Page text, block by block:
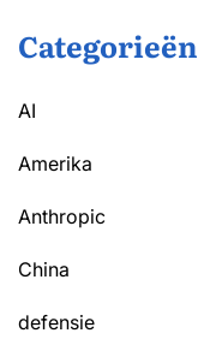
Categorieën
AI
Amerika
Anthropic
China
defensie